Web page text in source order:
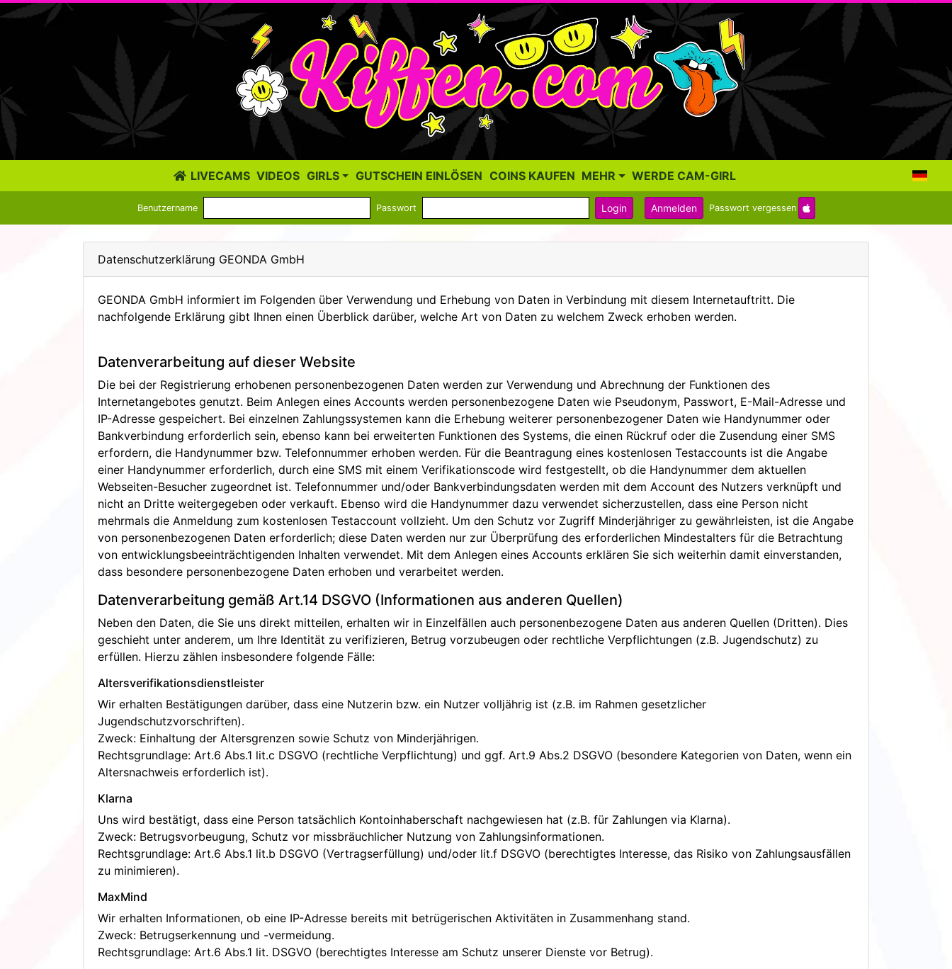
LIVECAMS VIDEOS GIRLS GUTSCHEIN EINLÖSEN COINS KAUFEN MEHR WERDE CAM-GIRL
Benutzername Passwort Login Anmelden Passwort vergessen
Datenschutzerklärung GEONDA GmbH
GEONDA GmbH informiert im Folgenden über Verwendung und Erhebung von Daten in Verbindung mit diesem Internetauftritt. Die
nachfolgende Erklärung gibt Ihnen einen Überblick darüber, welche Art von Daten zu welchem Zweck erhoben werden.
Datenverarbeitung auf dieser Website
Die bei der Registrierung erhobenen personenbezogenen Daten werden zur Verwendung und Abrechnung der Funktionen des
Internetangebotes genutzt. Beim Anlegen eines Accounts werden personenbezogene Daten wie Pseudonym, Passwort, E-Mail-Adresse und
IP-Adresse gespeichert. Bei einzelnen Zahlungssystemen kann die Erhebung weiterer personenbezogener Daten wie Handynummer oder
Bankverbindung erforderlich sein, ebenso kann bei erweiterten Funktionen des Systems, die einen Rückruf oder die Zusendung einer SMS
erfordern, die Handynummer bzw. Telefonnummer erhoben werden. Für die Beantragung eines kostenlosen Testaccounts ist die Angabe
einer Handynummer erforderlich, durch eine SMS mit einem Verifikationscode wird festgestellt, ob die Handynummer dem aktuellen
Webseiten-Besucher zugeordnet ist. Telefonnummer und/oder Bankverbindungsdaten werden mit dem Account des Nutzers verknüpft und
nicht an Dritte weitergegeben oder verkauft. Ebenso wird die Handynummer dazu verwendet sicherzustellen, dass eine Person nicht
mehrmals die Anmeldung zum kostenlosen Testaccount vollzieht. Um den Schutz vor Zugriff Minderjähriger zu gewährleisten, ist die Angabe
von personenbezogenen Daten erforderlich; diese Daten werden nur zur Überprüfung des erforderlichen Mindestalters für die Betrachtung
von entwicklungsbeeinträchtigenden Inhalten verwendet. Mit dem Anlegen eines Accounts erklären Sie sich weiterhin damit einverstanden,
dass besondere personenbezogene Daten erhoben und verarbeitet werden.
Datenverarbeitung gemäß Art.14 DSGVO (Informationen aus anderen Quellen)
Neben den Daten, die Sie uns direkt mitteilen, erhalten wir in Einzelfällen auch personenbezogene Daten aus anderen Quellen (Dritten). Dies
geschieht unter anderem, um Ihre Identität zu verifizieren, Betrug vorzubeugen oder rechtliche Verpflichtungen (z.B. Jugendschutz) zu
erfüllen. Hierzu zählen insbesondere folgende Fälle:
Altersverifikationsdienstleister
Wir erhalten Bestätigungen darüber, dass eine Nutzerin bzw. ein Nutzer volljährig ist (z.B. im Rahmen gesetzlicher
Jugendschutzvorschriften).
Zweck: Einhaltung der Altersgrenzen sowie Schutz von Minderjährigen.
Rechtsgrundlage: Art.6 Abs.1 lit.c DSGVO (rechtliche Verpflichtung) und ggf. Art.9 Abs.2 DSGVO (besondere Kategorien von Daten, wenn ein
Altersnachweis erforderlich ist).
Klarna
Uns wird bestätigt, dass eine Person tatsächlich Kontoinhaberschaft nachgewiesen hat (z.B. für Zahlungen via Klarna).
Zweck: Betrugsvorbeugung, Schutz vor missbräuchlicher Nutzung von Zahlungsinformationen.
Rechtsgrundlage: Art.6 Abs.1 lit.b DSGVO (Vertragserfüllung) und/oder lit.f DSGVO (berechtigtes Interesse, das Risiko von Zahlungsausfällen
zu minimieren).
MaxMind
Wir erhalten Informationen, ob eine IP-Adresse bereits mit betrügerischen Aktivitäten in Zusammenhang stand.
Zweck: Betrugserkennung und -vermeidung.
Rechtsgrundlage: Art.6 Abs.1 lit. DSGVO (berechtigtes Interesse am Schutz unserer Dienste vor Betrug).